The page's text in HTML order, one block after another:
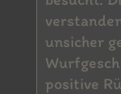
unsicher
positive